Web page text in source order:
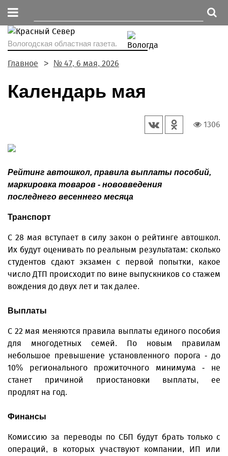
Вологодская областная газета.
Главное № 47, 6 мая, 2026
Календарь мая
1306
Рейтинг автошкол, правила выплаты пособий,
маркировка товаров - нововведения
последнего весеннего месяца
Транспорт
С 28 мая вступает в силу закон о рейтинге автошкол.
Их будут оценивать по реальным результатам: сколько
студентов сдают экзамен с первой попытки, какое
число ДТП происходит по вине выпускников со стажем
вождения до двух лет и так далее.
Выплаты
С 22 мая меняются правила выплаты единого пособия
для многодетных семей. По новым правилам
небольшое превышение установленного порога - до
10% регионального прожиточного минимума - не
станет причиной приостановки выплаты, ее
продлят на год.
Финансы
Комиссию за переводы по СБП будут брать только с
операций, в которых участвуют компании, ИП или